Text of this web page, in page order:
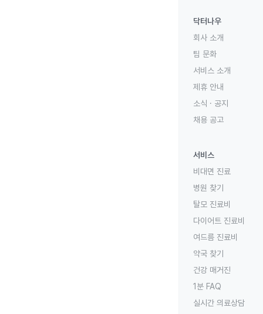
닥터나우
회사 소개
팀 문화
서비스 소개
제휴 안내
소식 · 공지
채용 공고
서비스
비대면 진료
병원 찾기
탈모 진료비
다이어트 진료비
여드름 진료비
약국 찾기
건강 매거진
1분 FAQ
실시간 의료상담